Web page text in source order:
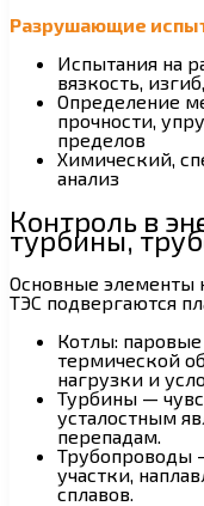
Разрушающие
Испытания на
вязкость,
Определение
прочности,
пределов
Химический,
анализ
Контроль в
турбины,
Основные элементы
ТЭС подвергаются
Котлы:
термической
нагрузки и
Турбины —
усталостным
перепадам.
Трубопроводы
участки,
сплавов.